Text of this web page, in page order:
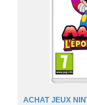
ACHAT JEUX